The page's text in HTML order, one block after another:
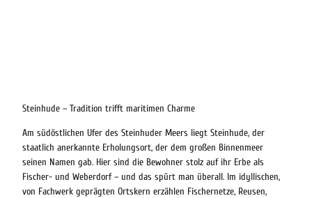
Steinhude – Tradition trifft maritimen Charme
Am südöstlichen Ufer des Steinhuder Meers liegt Steinhude, der
staatlich anerkannte Erholungsort, der dem großen Binnenmeer
seinen Namen gab. Hier sind die Bewohner stolz auf ihr Erbe als
Fischer- und Weberdorf – und das spürt man überall. Im idyllischen,
von Fachwerk geprägten Ortskern erzählen Fischernetze, Reusen,